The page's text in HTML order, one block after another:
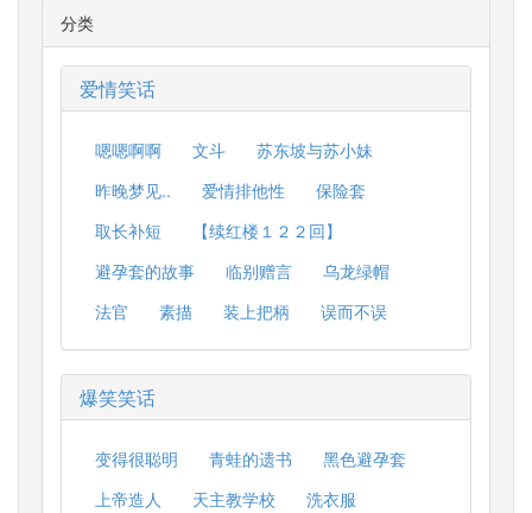
分类
爱情笑话
嗯嗯啊啊 文斗
苏东坡与苏小妹
昨晚梦见..
爱情排他性
保险套
取长补短
【续红楼１２２回】
避孕套的故事
临别赠言
乌龙绿帽
法官
素描 装上把柄 误而不误
爆笑笑话
变得很聪明 青蛙的遗书
黑色避孕套
上帝造人
天主教学校
洗衣服